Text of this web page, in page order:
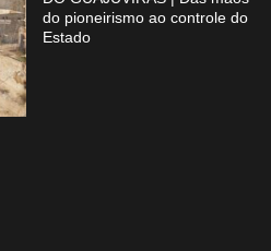
do pioneirismo ao controle do
Estado